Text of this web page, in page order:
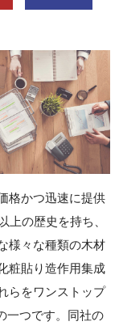
格かつ迅速に提供
上の歴史を持ち、
様々な種類の木材
粧貼り造作用集成
らをワンストップ
一つです。同社の